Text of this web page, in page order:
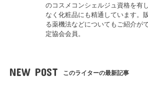
のコスメコンシェルジュ資格を有
なく化粧品にも精通しています。
る薬機法などについてもご紹介が
定協会会員。
NEW POST このライターの最新記事